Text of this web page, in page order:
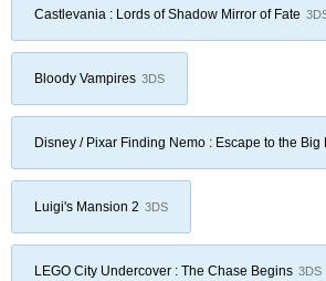
Castlevania : Lords of Shadow Mirror of Fate
Bloody Vampires 3DS
Disney / Pixar Finding Nemo : Escape to the Big
Luigi's Mansion 2 3DS
LEGO City Undercover : The Chase Begins 3DS